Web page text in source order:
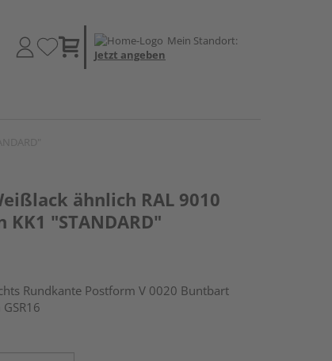
Mein Standort:
Jetzt angeben
ähnlich RAL 9010
"STANDARD"
Rundkante Postform V 0020 Buntbart